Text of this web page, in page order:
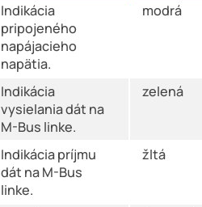
Indikácia
pripojeného
napájacieho
napätia.
modrá
Indikácia
vysielania dát na
M-Bus linke.
zelená
Indikácia príjmu
dát na M-Bus
linke.
žltá